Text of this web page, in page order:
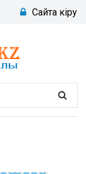
Сайтқа кіру